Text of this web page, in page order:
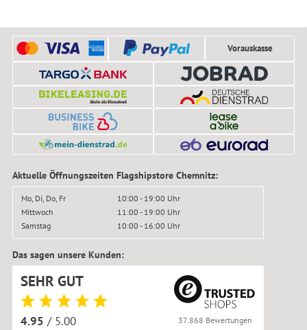
Vorauskasse
Aktuelle Öffnungszeiten Flagshipstore Chemnitz:
Mo, Di, Do, Fr
10:00 - 19:00 Uhr
Mittwoch
11:00 - 19:00 Uhr
Samstag
10:00 - 16:00 Uhr
Das sagen unsere Kunden:
SEHR GUT
4.95 / 5.00 37.868 Bewertungen